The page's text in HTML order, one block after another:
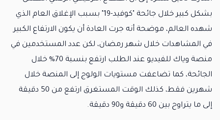
بشكل كبير خلال جائحة "كوفيد-19" بسبب الإغلاق العام الذي
شهده العالم، موضحة أنه جرت العادة أن يكون الارتفاع الكبير
في المشاهدات خلال شهر رمضان، لكن عدد المستخدمين في
منصة وياك للفيديو عند الطلب ارتفع بنسبة 70% خلال
الجائحة، كما تضاعفت مستويات الولوج إلى المنصة خلال
شهرين فقط، كذلك الوقت المستغرق ارتفع من 50 دقيقة
إلى ما يتراوح بين 60 دقيقة و90 دقيقة.